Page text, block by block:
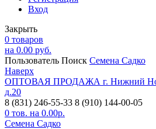
Вход
Закрыть
0 товаров
на 0.00 руб.
Пользователь Поиск Семена Садко
Наверх
ОПТОВАЯ ПРОДАЖА г. Нижний
д.20
8 (831) 246-55-33 8 (910) 144-00-05
0 тов. на 0.00р.
Семена Садко